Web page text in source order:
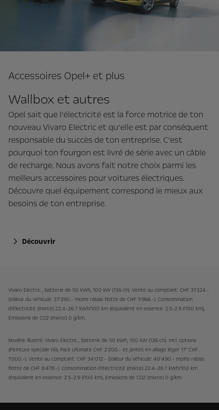
Accessoires Opel+ et plus
Wallbox et autres
Opel sait que l’électricité est la force motrice de ton
nouveau Vivaro Electric et qu’elle est par conséquent
responsable du succès de ton entreprise. C’est
pourquoi ton fourgon est livré de série avec un câble
de recharge. Nous avons fait notre choix parmi les
meilleurs accessoires pour voitures électriques.
Découvre quel équipement correspond le mieux aux
besoins de ton entreprise.
Découvrir
Vivaro Electric , batterie de 50 kWh, 100 kW (136 ch). Vente au comptant: CHF 31'324.-
(Valeur du véhicule: 37'290.- moins rabais flotte de CHF 5'966.-). Consommation
d’électricité (mixte) 22.4-26.7 kWh/100 km (équivalent en essence: 2.5-2.9 l/100 km),
Emissions de CO2 (mixte) 0 g/km.
Modèle illustré: Vivaro Electric , batterie de 50 kWh, 100 kW (136 ch). Incl. options
(Peinture spéciale n/a, Pack Ultimate CHF 2'200.- et jantes en alliage léger 17" CHF
1'000.-). Vente au comptant: CHF 34'012.- (Valeur du véhicule: 40'490.- moins rabais
flotte de CHF 6'478.-). Consommation d’électricité (mixte) 22.4-26.7 kWh/100 km
(équivalent en essence: 2.5-2.9 l/100 km), Emissions de CO2 (mixte) 0 g/km.